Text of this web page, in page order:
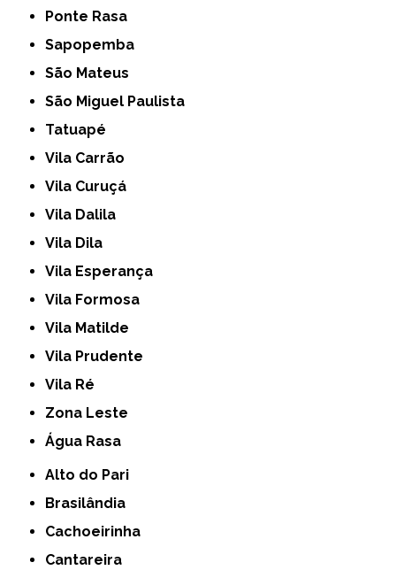
Ponte Rasa
Sapopemba
São Mateus
São Miguel Paulista
Tatuapé
Vila Carrão
Vila Curuçá
Vila Dalila
Vila Dila
Vila Esperança
Vila Formosa
Vila Matilde
Vila Prudente
Vila Ré
Zona Leste
Água Rasa
Alto do Pari
Brasilândia
Cachoeirinha
Cantareira